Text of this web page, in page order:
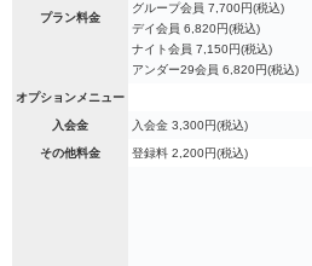
プラン料金
グループ会員 7,700円(税込)
デイ会員 6,820円(税込)
ナイト会員 7,150円(税込)
アンダー29会員 6,820円(税込)
オプションメニュー
入会金 入会金 3,300円(税込)
その他料金 登録料 2,200円(税込)